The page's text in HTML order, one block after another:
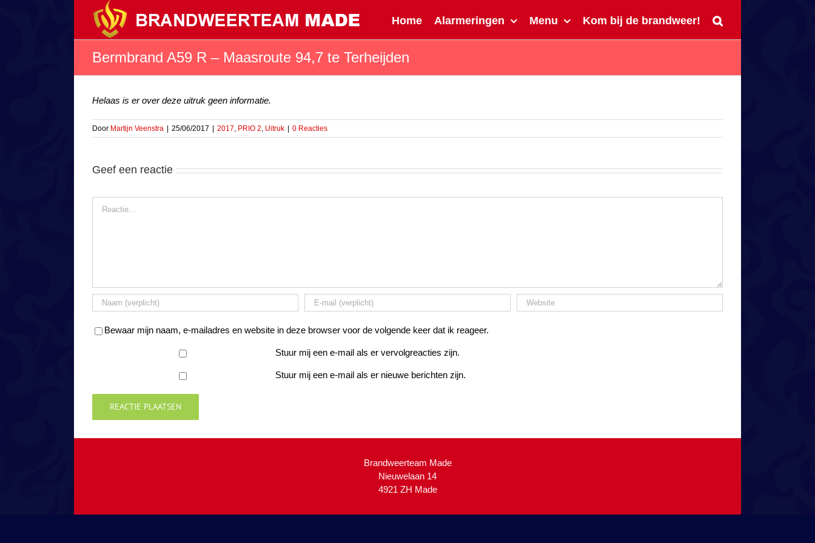
Home Alarmeringen Menu Kom bij de brandweer!
Bermbrand A59 R – Maasroute 94,7 te Terheijden
Helaas is er over deze uitruk geen informatie.
Door Martijn Veenstra 25/06/2017 2017, PRIO 2, Uitruk 0 Reacties
Geef een reactie
Bewaar mijn naam, e-mailadres en website in deze browser voor de volgende keer dat ik reageer.
Stuur mij een e-mail als er vervolgreacties zijn.
Stuur mij een e-mail als er nieuwe berichten zijn.
Brandweerteam Made
Nieuwelaan 14
4921 ZH Made